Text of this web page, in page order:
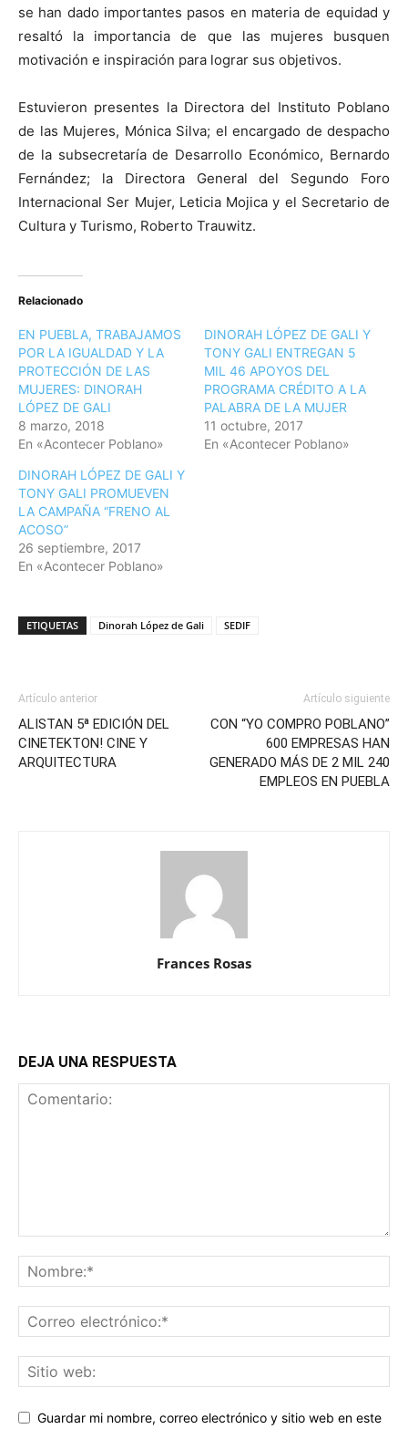
se han dado importantes pasos en materia de equidad y
resaltó la importancia de que las mujeres busquen
motivación e inspiración para lograr sus objetivos.
Estuvieron presentes la Directora del Instituto Poblano
de las Mujeres, Mónica Silva; el encargado de despacho
de la subsecretaría de Desarrollo Económico, Bernardo
Fernández; la Directora General del Segundo Foro
Internacional Ser Mujer, Leticia Mojica y el Secretario de
Cultura y Turismo, Roberto Trauwitz.
Relacionado
EN PUEBLA, TRABAJAMOS
POR LA IGUALDAD Y LA
PROTECCIÓN DE LAS
MUJERES: DINORAH
LÓPEZ DE GALI
8 marzo, 2018
En «Acontecer Poblano»
DINORAH LÓPEZ DE GALI Y
TONY GALI ENTREGAN 5
MIL 46 APOYOS DEL
PROGRAMA CRÉDITO A LA
PALABRA DE LA MUJER
11 octubre, 2017
En «Acontecer Poblano»
DINORAH LÓPEZ DE GALI Y
TONY GALI PROMUEVEN
LA CAMPAÑA “FRENO AL
ACOSO”
26 septiembre, 2017
En «Acontecer Poblano»
ETIQUETAS Dinorah López de Gali SEDIF
Artículo anterior
ALISTAN 5ª EDICIÓN DEL
CINETEKTON! CINE Y
ARQUITECTURA
Artículo siguiente
CON “YO COMPRO POBLANO”
600 EMPRESAS HAN
GENERADO MÁS DE 2 MIL 240
EMPLEOS EN PUEBLA
Frances Rosas
DEJA UNA RESPUESTA
Guardar mi nombre, correo electrónico y sitio web en este